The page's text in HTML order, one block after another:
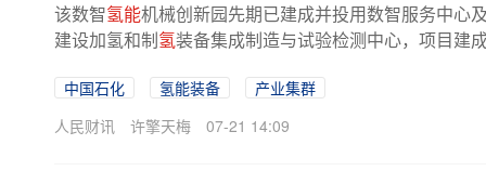
该数智氢能机械创新园先期已建成并投用数智服务中心
建设加氢和制氢装备集成制造与试验检测中心，项目建
中国石化 氢能装备
产业集群
人民财讯
许擎天梅 07-21 14:09